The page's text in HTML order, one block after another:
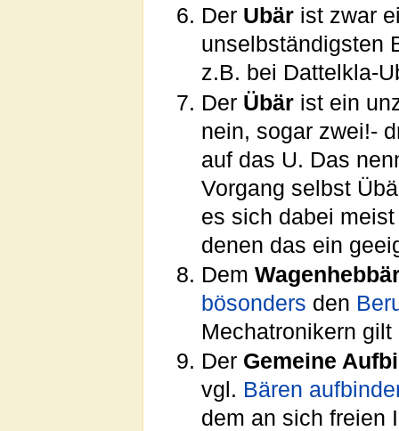
Der Ubärist zwar
unselbständigsten
z.B. bei Dattelkla-
DerÜbärist ein
nein, sogar zwei!-
auf das U. Das
Vorgang selbst
es sich dabei
denen das ein
Dem
bösonders den
Mechatronikern
Der Gemeine
vgl. Bären
dem an sich freien